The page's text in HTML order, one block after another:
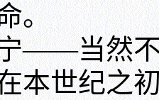
。
当然不
本世纪之